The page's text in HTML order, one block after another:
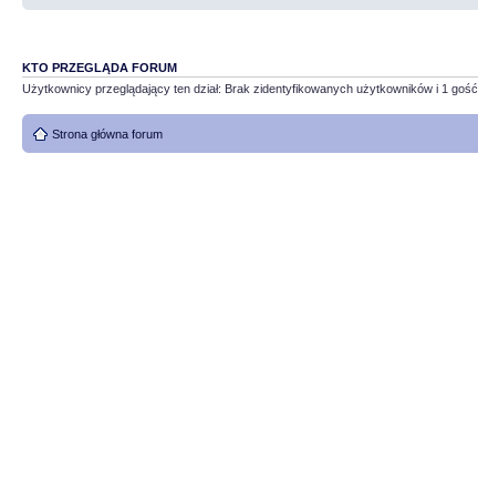
KTO PRZEGLĄDA FORUM
Użytkownicy przeglądający ten dział: Brak zidentyfikowanych użytkowników i 1 gość
Strona główna forum